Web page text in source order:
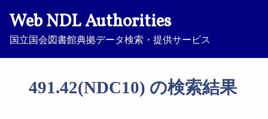
Web NDL Authorities
国立国会図書館典拠データ検索・提供サービス
491.42(NDC10) の検索結果